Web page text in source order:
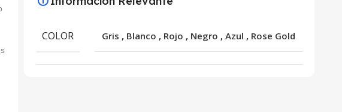
COLOR Gris , Blanco , Rojo , Negro ,Azul , Rose Gold